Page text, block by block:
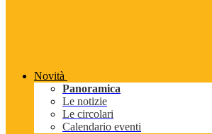
Novità
Panoramica
Le notizie
Le circolari
Calendario eventi